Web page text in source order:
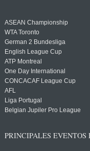
ASEAN Championship
WTA Toronto
German 2 Bundesliga
English League Cup
ATP Montreal
One Day International
CONCACAF League Cup
AFL
Liga Portugal
Belgian Jupiler Pro League
PRINCIPALES EVENTOS